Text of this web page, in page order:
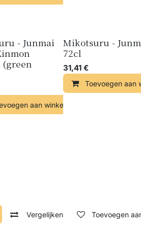
Vergelijken Toevoegen
- Junmai
aan winkelmandje
Mikotsuru -
72cl
31,41€
Toevoegen aan
Vergelijken Toevoegen